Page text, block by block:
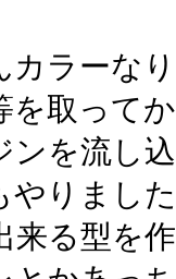
カラーな
を取って
ンを流し
やりまし
来る型を